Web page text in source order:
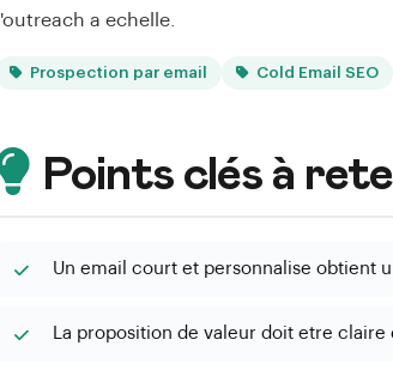
l'outreach a echelle.
Prospection par email Cold Email SEO
Points clés à
Un email court et personnalise obtient
La proposition de valeur doit etre claire